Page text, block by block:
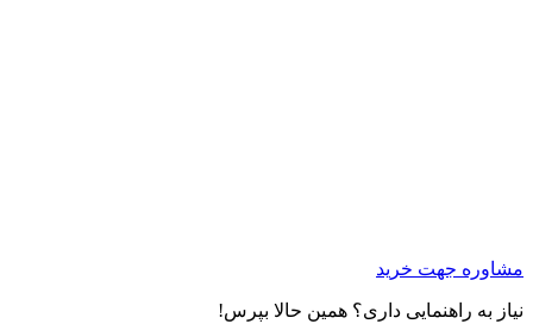
مشاوره جهت خرید
نیاز به راهنمایی داری؟ همین حالا بپرس!